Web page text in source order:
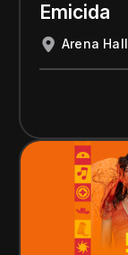
Emicida
Arena Hall